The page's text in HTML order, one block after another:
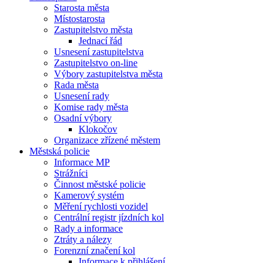
Starosta města
Místostarosta
Zastupitelstvo města
Jednací řád
Usnesení zastupitelstva
Zastupitelstvo on-line
Výbory zastupitelstva města
Rada města
Usnesení rady
Komise rady města
Osadní výbory
Klokočov
Organizace zřízené městem
Městská policie
Informace MP
Strážníci
Činnost městské policie
Kamerový systém
Měření rychlosti vozidel
Centrální registr jízdních kol
Rady a informace
Ztráty a nálezy
Forenzní značení kol